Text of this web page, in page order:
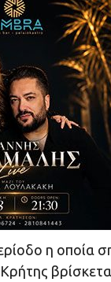
η οποία